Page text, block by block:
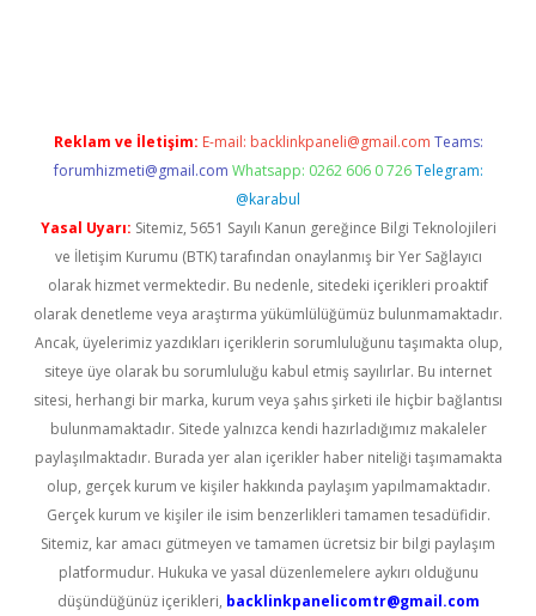
Reklam ve İletişim: E-mail: backlinkpaneli@gmail.com Teams:
forumhizmeti@gmail.com Whatsapp: 0262 606 0 726 Telegram:
@karabul
Yasal Uyarı: Sitemiz, 5651 Sayılı Kanun gereğince Bilgi Teknolojileri
ve İletişim Kurumu (BTK) tarafından onaylanmış bir Yer Sağlayıcı
olarak hizmet vermektedir. Bu nedenle, sitedeki içerikleri proaktif
olarak denetleme veya araştırma yükümlülüğümüz bulunmamaktadır.
Ancak, üyelerimiz yazdıkları içeriklerin sorumluluğunu taşımakta olup,
siteye üye olarak bu sorumluluğu kabul etmiş sayılırlar. Bu internet
sitesi, herhangi bir marka, kurum veya şahıs şirketi ile hiçbir bağlantısı
bulunmamaktadır. Sitede yalnızca kendi hazırladığımız makaleler
paylaşılmaktadır. Burada yer alan içerikler haber niteliği taşımamakta
olup, gerçek kurum ve kişiler hakkında paylaşım yapılmamaktadır.
Gerçek kurum ve kişiler ile isim benzerlikleri tamamen tesadüfidir.
Sitemiz, kar amacı gütmeyen ve tamamen ücretsiz bir bilgi paylaşım
platformudur. Hukuka ve yasal düzenlemelere aykırı olduğunu
düşündüğünüz içerikleri, backlinkpanelicomtr@gmail.com